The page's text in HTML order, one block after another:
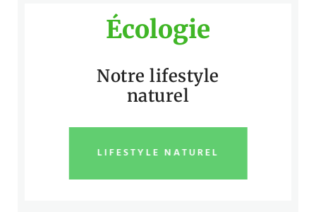
Écologie
Notre lifestyle
naturel
LIFESTYLE NATUREL